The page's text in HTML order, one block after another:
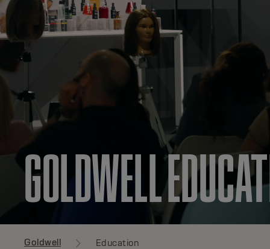
GOLDWELL
Goldwell Education